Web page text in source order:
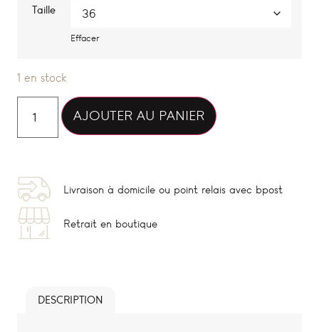
Taille
Effacer
1 en stock
AJOUTER AU PANIER
Livraison à domicile ou point relais avec bpost
Retrait en boutique
DESCRIPTION